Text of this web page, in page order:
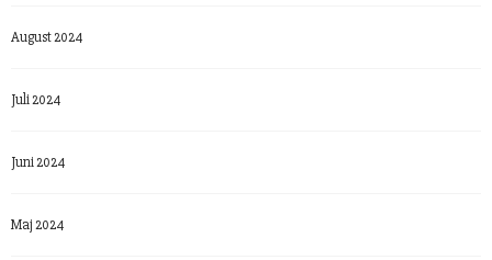
August 2024
Juli 2024
Juni 2024
Maj 2024